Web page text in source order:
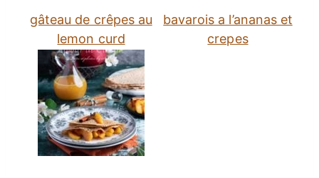
gâteau de crêpes au
lemon curd
bavarois a l’ananas et
crepes